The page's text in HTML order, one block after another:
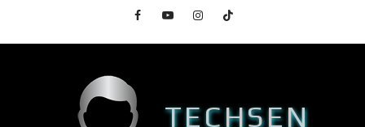
content
FacebookYouTubeInstagramTikTok
TECHSEN